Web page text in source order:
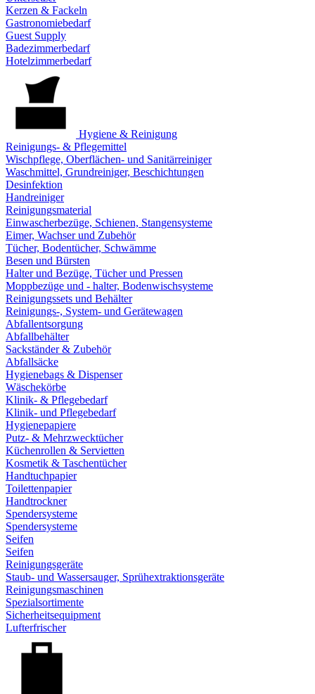
Kerzen & Fackeln
Gastronomiebedarf
Guest Supply
Badezimmerbedarf
Hotelzimmerbedarf
Hygiene & Reinigung
Reinigungs- & Pflegemittel
Wischpflege, Oberflächen- und Sanitärreiniger
Waschmittel, Grundreiniger, Beschichtungen
Desinfektion
Handreiniger
Reinigungsmaterial
Einwascherbezüge, Schienen, Stangensysteme
Eimer, Wachser und Zubehör
Tücher, Bodentücher, Schwämme
Besen und Bürsten
Halter und Bezüge, Tücher und Pressen
Moppbezüge und - halter, Bodenwischsysteme
Reinigungssets und Behälter
Reinigungs-, System- und Gerätewagen
Abfallentsorgung
Abfallbehälter
Sackständer & Zubehör
Abfallsäcke
Hygienebags & Dispenser
Wäschekörbe
Klinik- & Pflegebedarf
Klinik- und Pflegebedarf
Hygienepapiere
Putz- & Mehrzwecktücher
Küchenrollen & Servietten
Kosmetik & Taschentücher
Handtuchpapier
Toilettenpapier
Handtrockner
Spendersysteme
Spendersysteme
Seifen
Seifen
Reinigungsgeräte
Staub- und Wassersauger, Sprühextraktionsgeräte
Reinigungsmaschinen
Spezialsortimente
Sicherheitsequipment
Lufterfrischer